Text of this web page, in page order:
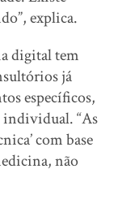
explica.
digital tem
já
específicos,
individual. “As
com base
não